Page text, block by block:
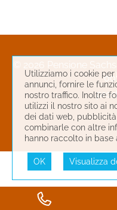
© 2026 Pensione
OK Visualizza
Utilizziamo i cookie
annunci, fornire le
nostro traffico. Inoltre
utilizzi il nostro sito ai
dei dati web,
combinarle con altre
hanno raccolto in base